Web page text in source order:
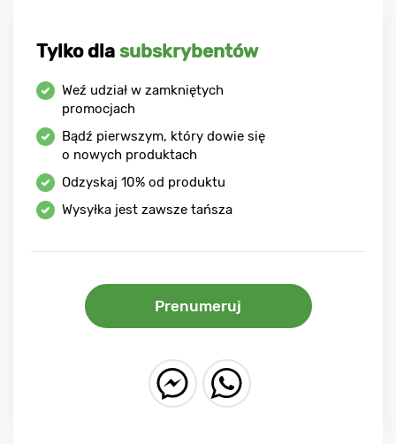
Tylko dla subskrybentów
Weź udział w zamkniętych
promocjach
Bądź pierwszym, który dowie się
o nowych produktach
Odzyskaj 10% od produktu
Wysyłka jest zawsze tańsza
Prenumeruj